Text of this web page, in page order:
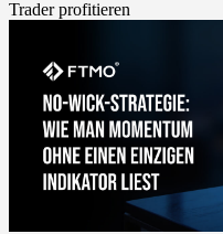
Trader profitieren